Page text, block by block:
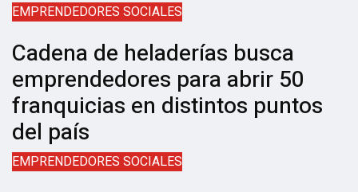
EMPRENDEDORES SOCIALES
Cadena de heladerías busca
emprendedores para abrir 50
franquicias en distintos puntos
del país
EMPRENDEDORES SOCIALES